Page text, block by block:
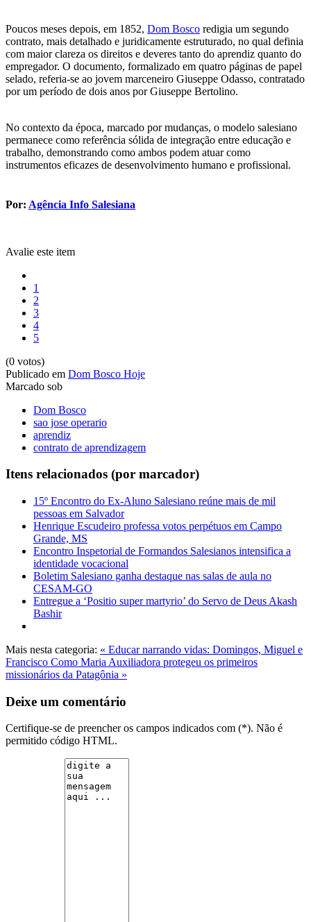
Poucos meses depois, em 1852, Dom Bosco redigia um segundo
contrato, mais detalhado e juridicamente estruturado, no qual definia
com maior clareza os direitos e deveres tanto do aprendiz quanto do
empregador. O documento, formalizado em quatro páginas de papel
selado, referia-se ao jovem marceneiro Giuseppe Odasso, contratado
por um período de dois anos por Giuseppe Bertolino.
No contexto da época, marcado por mudanças, o modelo salesiano
permanece como referência sólida de integração entre educação e
trabalho, demonstrando como ambos podem atuar como
instrumentos eficazes de desenvolvimento humano e profissional.
Por: Agência Info Salesiana
Avalie este item
1
2
3
4
5
(0 votos)
Publicado em Dom Bosco Hoje
Marcado sob
Dom Bosco
sao jose operario
aprendiz
contrato de aprendizagem
Itens relacionados (por marcador)
15º Encontro do Ex-Aluno Salesiano reúne mais de mil
pessoas em Salvador
Henrique Escudeiro professa votos perpétuos em Campo
Grande, MS
Encontro Inspetorial de Formandos Salesianos intensifica a
identidade vocacional
Boletim Salesiano ganha destaque nas salas de aula no
CESAM-GO
Entregue a ‘Positio super martyrio’ do Servo de Deus Akash
Bashir
Mais nesta categoria: « Educar narrando vidas: Domingos, Miguel e
Francisco Como Maria Auxiliadora protegeu os primeiros
missionários da Patagônia »
Deixe um comentário
Certifique-se de preencher os campos indicados com (*). Não é
permitido código HTML.